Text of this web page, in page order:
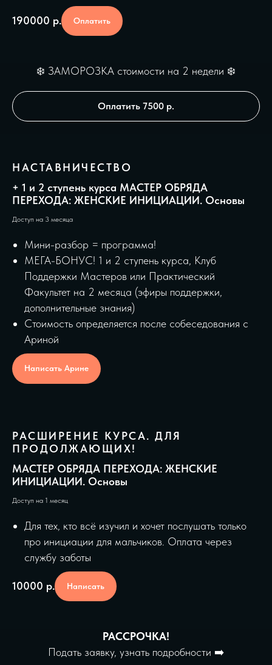
190000 р. Оплатить
❄️ ЗАМОРОЗКА стоимости на 2 недели ❄️
Оплатить 7500 р.
НАСТАВНИЧЕСТВО
+ 1 и 2 ступень курса МАСТЕР ОБРЯДА
ПЕРЕХОДА: ЖЕНСКИЕ ИНИЦИАЦИИ. Основы
Доступ на 3 месяца
Мини-разбор = программа!
МЕГА-БОНУС! 1 и 2 ступень курса, Клуб
Поддержки Мастеров или Практический
Факультет на 2 месяца (эфиры поддержки,
дополнительные знания)
Стоимость определяется после собеседования с
Ариной
Написать Арине
РАСШИРЕНИЕ КУРСА. ДЛЯ
ПРОДОЛЖАЮЩИХ!
МАСТЕР ОБРЯДА ПЕРЕХОДА: ЖЕНСКИЕ
ИНИЦИАЦИИ. Основы
Доступ на 1 месяц
Для тех, кто всё изучил и хочет послушать только
про инициации для мальчиков. Оплата через
службу заботы
10000 р. Написать
РАССРОЧКА!
Подать заявку, узнать подробности ➡️